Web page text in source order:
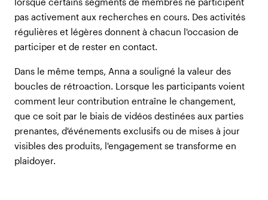
pas activement aux recherches en cours. Des activités
régulières et légères donnent à chacun l'occasion de
participer et de rester en contact.
Dans le même temps, Anna a souligné la valeur des
boucles de rétroaction. Lorsque les participants voient
comment leur contribution entraîne le changement,
que ce soit par le biais de vidéos destinées aux parties
prenantes, d'événements exclusifs ou de mises à jour
visibles des produits, l'engagement se transforme en
plaidoyer.